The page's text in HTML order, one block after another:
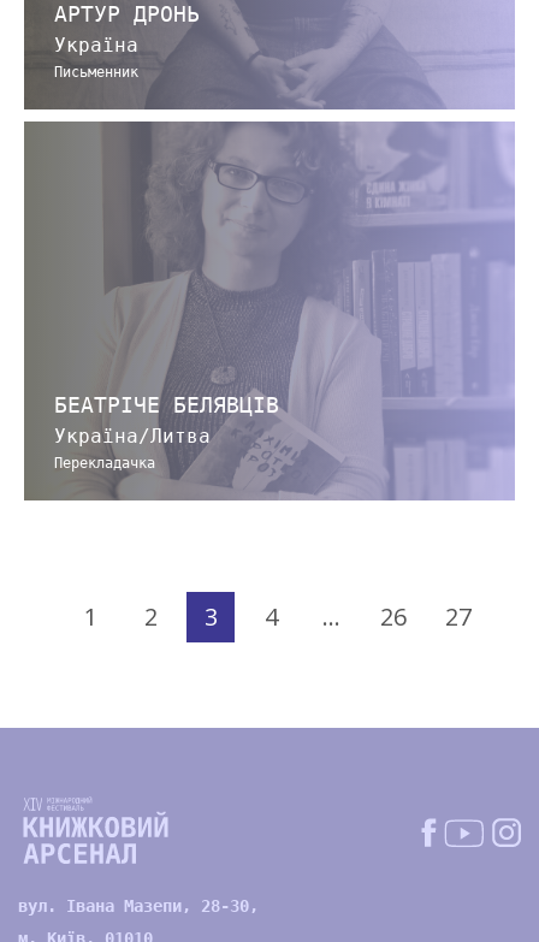
АРТУР ДРОНЬ
Україна
Письменник
БЕАТРІЧЕ БЕЛЯВЦІВ
Україна/Литва
Перекладачка
1 2 3 4 … 26 27
вул. Івана Мазепи, 28-30,